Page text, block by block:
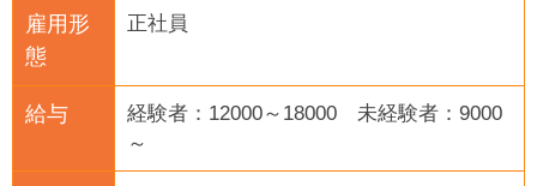
雇用形
態
正社員
給与
経験者：12000～18000 未経験者：9000
～